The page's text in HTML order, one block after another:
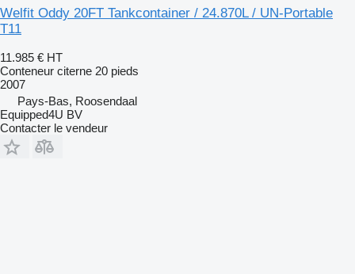
Welfit Oddy 20FT Tankcontainer / 24.870L / UN-Portable
T11
11.985 € HT
Conteneur citerne 20 pieds
2007
Pays-Bas, Roosendaal
Equipped4U BV
Contacter le vendeur